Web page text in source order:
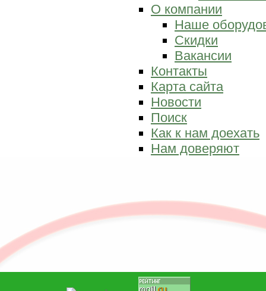
О компании
Наше
Скидки
Вакансии
Контакты
Карта сайта
Новости
Поиск
Как к нам доехать
Нам доверяют